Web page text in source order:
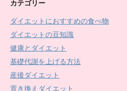
カテゴリー
ダイエットにおすすめの食べ物
ダイエットの豆知識
健康とダイエット
基礎代謝を上げる方法
産後ダイエット
置き換えダイエット